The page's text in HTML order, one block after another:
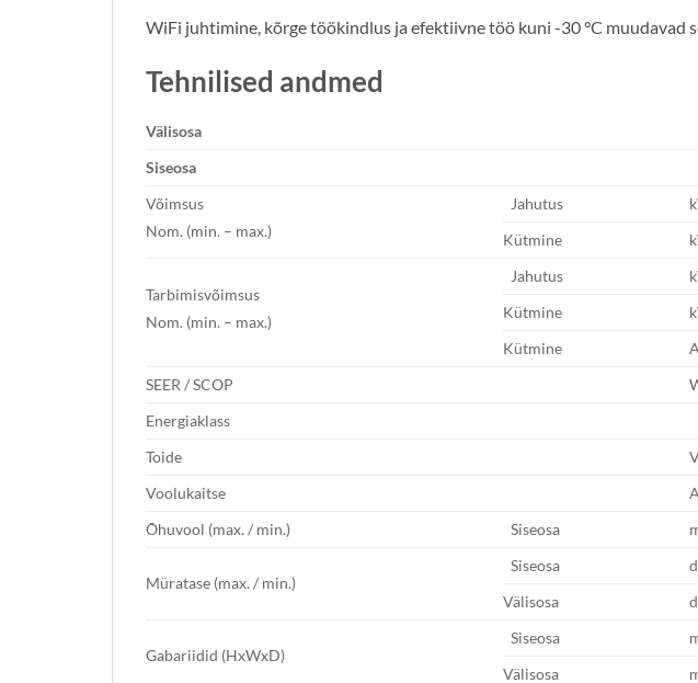
WiFi juhtimine, kõrge töökindlus ja efektiivne töö kuni -30 °C muudavad
Tehnilised andmed
Välisosa
Siseosa
Võimsus
Nom. (min. – max.)
Jahutus
Kütmine
Tarbimisvõimsus
Nom. (min. – max.)
Jahutus
Kütmine
Kütmine
A
SEER / SCOP
Energiaklass
Toide
Voolukaitse
A
Õhuvool (max. / min.)
Siseosa
Müratase (max. / min.)
Siseosa
Välisosa
Gabariidid (HxWxD)
Siseosa
Välisosa